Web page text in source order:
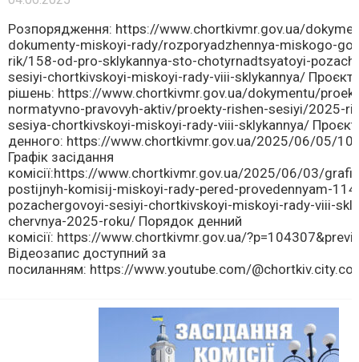
Розпорядження: https://www.chortkivmr.gov.ua/
dokumenty-miskoyi-rady/rozporyadzhennya-miskogo-
rik/158-od-pro-sklykannya-sto-chotyrnadtsyatoyi-
sesiyi-chortkivskoyi-miskoyi-rady-viii-sklykannya/
рішень: https://www.chortkivmr.gov.ua/dokymentu/
normatyvno-pravovyh-aktiv/proekty-rishen-sesiyi/2025-
sesiya-chortkivskoyi-miskoyi-rady-viii-sklykannya/
денного: https://www.chortkivmr.gov.ua/2025/06/05/
Графік засідання
комісії:https://www.chortkivmr.gov.ua/2025/06/03/
postijnyh-komisij-miskoyi-rady-pered-provedennyam-
pozachergovoyi-sesiyi-chortkivskoyi-miskoyi-rady-viii-
chervnya-2025-roku/ Порядок денний
комісії: https://www.chortkivmr.gov.ua/
Відеозапис доступний за
посиланням: https://www.youtube.com/